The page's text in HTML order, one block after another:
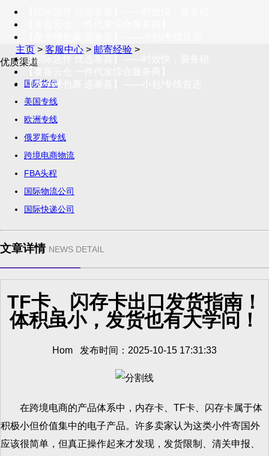
联系我们
【国际急件 优选泰嘉】——时效快，服务稳
【发全球包裹 选泰嘉】——小包/专线首选
主页 >客服中心 > 邮寄经验 >
优质渠道
国际货代
美国专线
欧洲专线
俄罗斯专线
跨境电商物流
FBA头程
国际物流公司
国际快递公司
文章详情 NEWS DETAIL
TF卡、闪存卡出口发货指南！
体积虽小，发货也有大学问！
Hom 发布时间：2025-10-15 17:31:33
在跨境电商的产品体系中，内存卡、TF卡、闪存卡属于体
积极小但价值集中的电子产品。许多卖家认为这类小件寄国外
应该很简单，但真正操作起来才发现，发货限制、清关申报、